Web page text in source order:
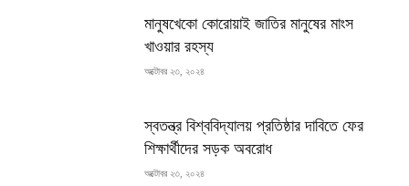
মানুষখেকো কোরোয়াই জাতির মানুষের মাংস
খাওয়ার রহস্য
অক্টোবর ২৩, ২০২৪
স্বতন্ত্র বিশ্ববিদ্যালয় প্রতিষ্ঠার দাবিতে ফের
শিক্ষার্থীদের সড়ক অবরোধ
অক্টোবর ২৩, ২০২৪